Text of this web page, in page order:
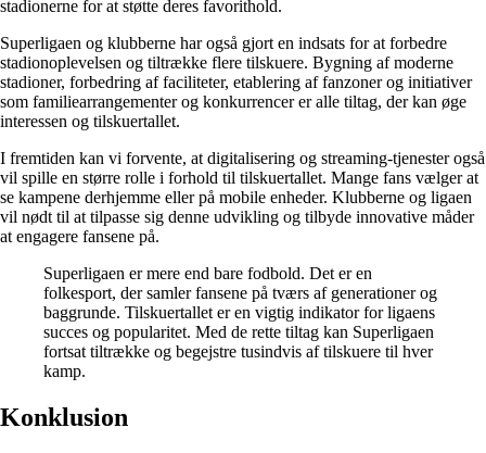
stadionerne for at støtte deres favorithold.
Superligaen og klubberne har også gjort en indsats for at forbedre
stadionoplevelsen og tiltrække flere tilskuere. Bygning af moderne
stadioner, forbedring af faciliteter, etablering af fanzoner og initiativer
som familiearrangementer og konkurrencer er alle tiltag, der kan øge
interessen og tilskuertallet.
I fremtiden kan vi forvente, at digitalisering og streaming-tjenester også
vil spille en større rolle i forhold til tilskuertallet. Mange fans vælger at
se kampene derhjemme eller på mobile enheder. Klubberne og ligaen
vil nødt til at tilpasse sig denne udvikling og tilbyde innovative måder
at engagere fansene på.
Superligaen er mere end bare fodbold. Det er en
folkesport, der samler fansene på tværs af generationer og
baggrunde. Tilskuertallet er en vigtig indikator for ligaens
succes og popularitet. Med de rette tiltag kan Superligaen
fortsat tiltrække og begejstre tusindvis af tilskuere til hver
kamp.
Konklusion